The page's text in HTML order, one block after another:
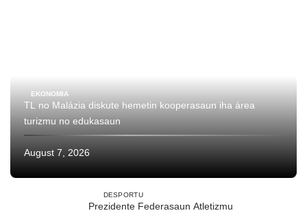
EKONOMIA
TL no Malázia diskute hemetin kooperasaun iha área
turizmu no edukasaun
August 7, 2026
DESPORTU
Prezidente Federasaun Atletizmu